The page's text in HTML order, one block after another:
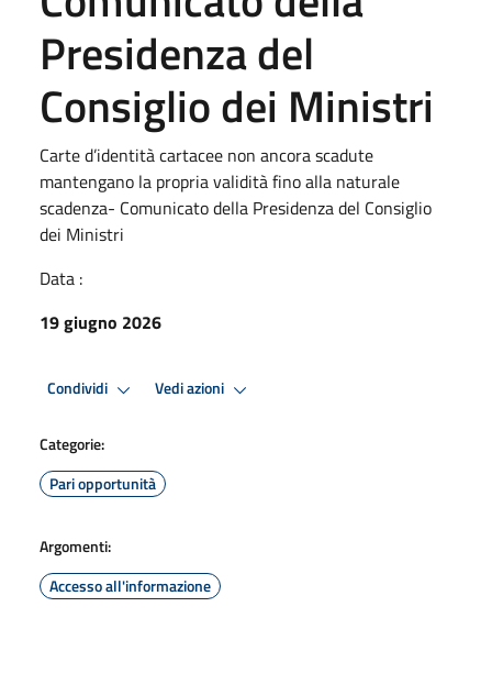
Presidenza del
Consiglio dei Ministri
Carte d’identità cartacee non ancora scadute
mantengano la propria validità fino alla naturale
scadenza- Comunicato della Presidenza del Consiglio
dei Ministri
Data :
19 giugno 2026
Condividi Vedi azioni
Categorie:
Pari opportunità
Argomenti:
Accesso all'informazione